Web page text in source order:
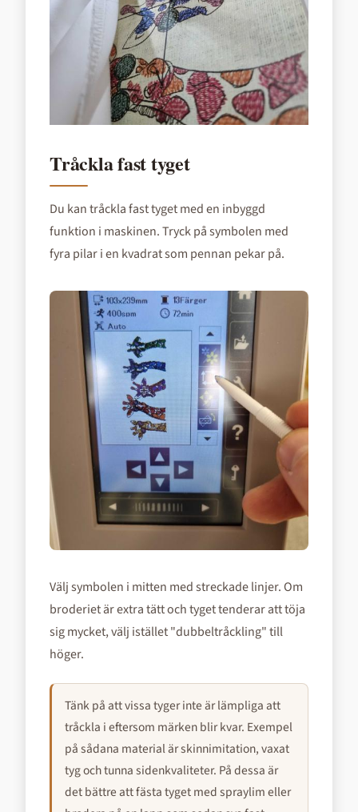
Tråckla fast tyget
Du kan tråckla fast tyget med en inbyggd
funktion i maskinen. Tryck på symbolen med
fyra pilar i en kvadrat som pennan pekar på.
Välj symbolen i mitten med streckade linjer. Om
broderiet är extra tätt och tyget tenderar att töja
sig mycket, välj istället "dubbeltråckling" till
höger.
Tänk på att vissa tyger inte är lämpliga att
tråckla i eftersom märken blir kvar. Exempel
på sådana material är skinnimitation, vaxat
tyg och tunna sidenkvaliteter. På dessa är
det bättre att fästa tyget med spraylim eller